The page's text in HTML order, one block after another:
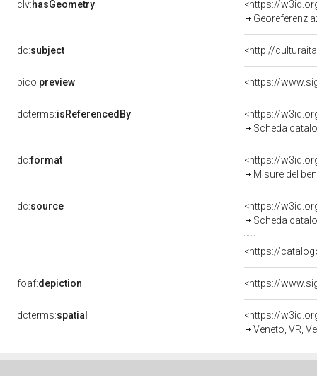
clv:hasGeometry
<https://
dc:subject <http://
pico:preview
dcterms:isReferencedBy
<https://
Scheda
dc:format
<https://
Misure del
dc:source
<https://
Scheda
<https://
foaf:depiction
dcterms:spatial
<https://
Veneto, VR,